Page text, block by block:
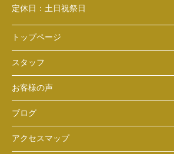
定休日： 土日祝祭日
トップページ
スタッフ
お客様の声
ブログ
アクセスマップ